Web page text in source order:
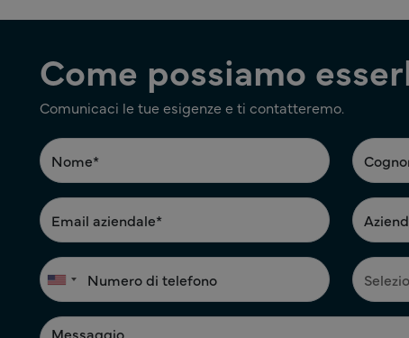
Come possiamo
Comunicaci le tue esigenze e ti contatteremo.